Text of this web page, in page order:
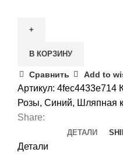
Коробка
белыми
розами
и
синими
ирисами
В КОРЗИНУ
Сравнить Add to
Артикул: 4fec4433e714
Розы, Синий, Шляпная
Share:
ДЕТАЛИ
Детали